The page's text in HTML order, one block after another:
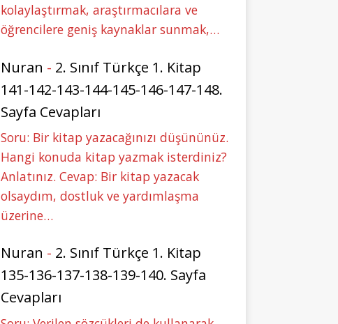
kolaylaştırmak, araştırmacılara ve
öğrencilere geniş kaynaklar sunmak,…
Nuran - 2. Sınıf Türkçe 1. Kitap
141-142-143-144-145-146-147-148.
Sayfa Cevapları
Soru: Bir kitap yazacağınızı düşününüz.
Hangi konuda kitap yazmak isterdiniz?
Anlatınız. Cevap: Bir kitap yazacak
olsaydım, dostluk ve yardımlaşma
üzerine…
Nuran - 2. Sınıf Türkçe 1. Kitap
135-136-137-138-139-140. Sayfa
Cevapları